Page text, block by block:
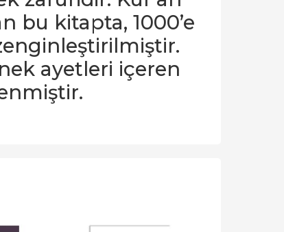
bu kitapta, 1000’e
ayetleri içeren